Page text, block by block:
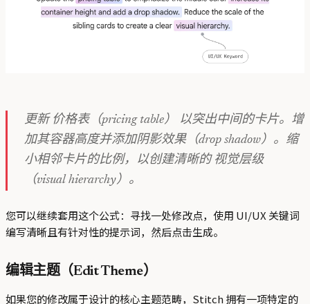
更新 价格表（pricing table） 以突出中间的卡片。增
加其容器高度并添加阴影效果（drop shadow）。缩
小相邻卡片的比例，以创建清晰的 视觉层级
（visual hierarchy）。
您可以继续套用这个公式：寻找一处修改点，使用 UI/UX 关键词
编写清晰且有针对性的提示词，然后点击生成。
编辑主题（Edit Theme）
如果您的修改属于设计的核心主题范畴，Stitch 拥有一项特定的